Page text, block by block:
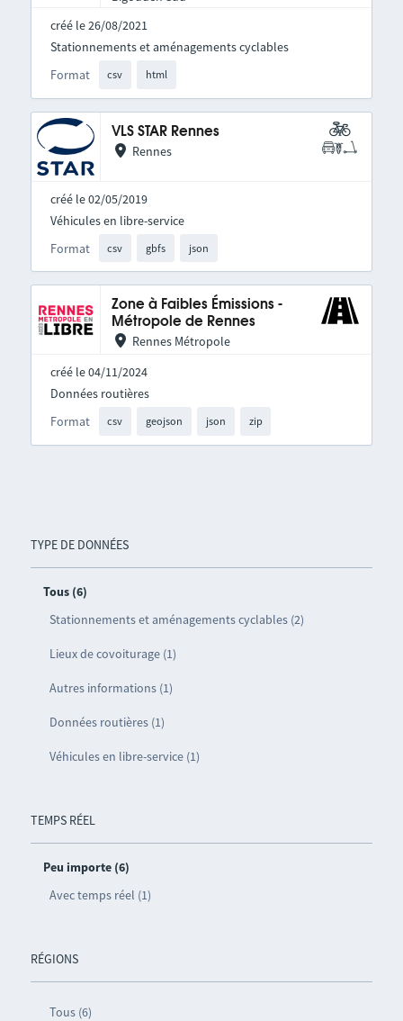
TYPE DE DONNÉES
Tous (6)
Stationnements et aménagements cyclables (2)
Lieux de covoiturage (1)
Autres informations (1)
Données routières (1)
Véhicules en libre-service (1)
TEMPS RÉEL
Peu importe (6)
Avec temps réel (1)
RÉGIONS
Tous (6)
créé le 26/08/2021
Format csv html
Stationnements et aménagements cyclables
VLS STAR Rennes
Rennes
créé le 02/05/2019
Format csv gbfs json
Véhicules en libre-service
Zone à Faibles Émissions -
Métropole de Rennes
Rennes Métropole
créé le 04/11/2024
Format csv geojson json zip
Données routières